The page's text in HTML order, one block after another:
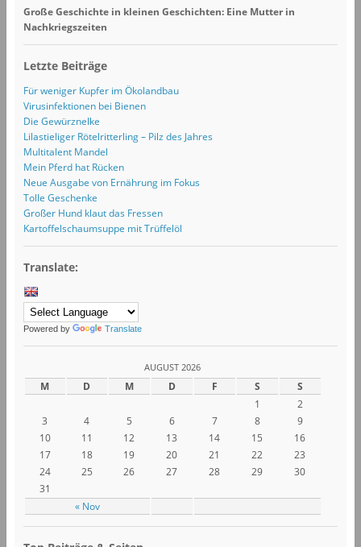
Große Geschichte in kleinen Geschichten: Eine Mutter in
Nachkriegszeiten
Letzte Beiträge
Für weniger Kupfer im Ökolandbau
Virusinfektionen bei Bienen
Die Gewürznelke
Lilastieliger Rötelritterling – Pilz des Jahres
Multitalent Mandel
Mein Pferd hat Rücken
Neue Ausgabe von Ernährung im Fokus
Tolle Geschenke
Großer Hund klaut das Fressen
Kartoffelschaumsuppe mit Trüffelöl
Translate:
Powered by Translate
AUGUST 2026
M D M D F S S
« Nov
1
2
3
4 5 6 7 8
9
10
11 12 13 14 15
16
17
18 19 20 21 22
23
24
25 26 27 28 29
30
31